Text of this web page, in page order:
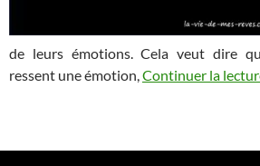
de leurs émotions. Cela veut dire
ressent une émotion,Continuer la